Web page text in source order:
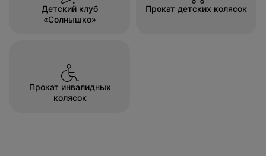
Детский клуб
«Солнышко»
Прокат детских колясок
Прокат инвалидных
колясок